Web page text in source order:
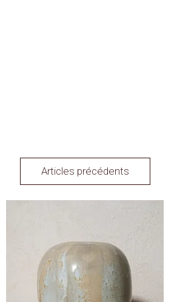
Articles précédents